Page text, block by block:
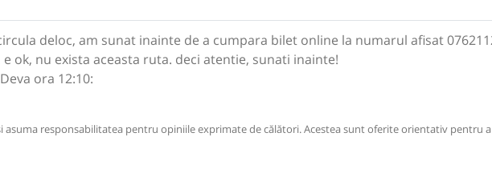
deloc, am sunat inainte de a cumpara bilet online la numarul afisat
e ok, nu exista aceasta ruta. deci atentie, sunati inainte!
ora 12:10:
asuma responsabilitatea pentru opiniile exprimate de călători. Acestea sunt oferite orientativ pentru